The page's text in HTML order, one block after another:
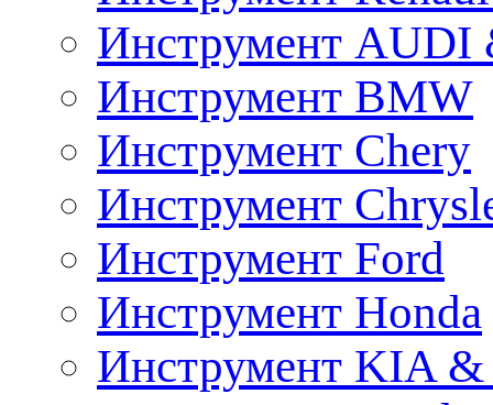
Инструмент AUDI
Инструмент BMW
Инструмент Chery
Инструмент
Инструмент Ford
Инструмент Honda
Инструмент KIA